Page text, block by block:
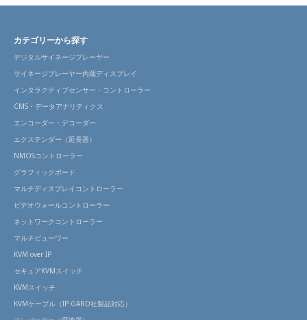
カテゴリーから探す
デジタルサイネージプレーヤー
サイネージプレーヤー内蔵ディスプレイ
インタラクティブセンサー・コントローラー
CMS・データアナリティクス
エンコーダー・デコーダー
エクステンダー（延長器）
NMOSコントローラー
グラフィックボード
マルチディスプレイコントローラー
ビデオウォールコントローラー
ネットワークコントローラー
マルチビューワー
KVM over IP
セキュアKVMスイッチ
KVMスイッチ
KVMケーブル（IP GARD社製品対応）